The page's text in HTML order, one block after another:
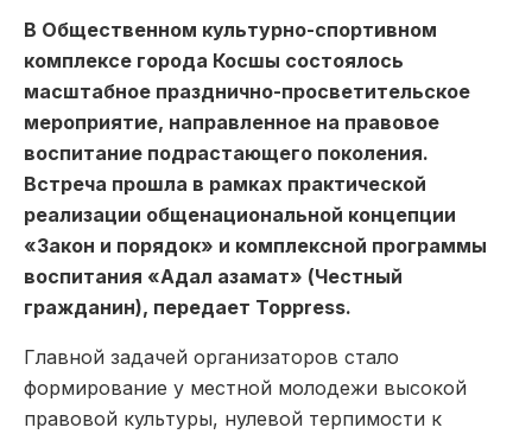
В Общественном культурно-спортивном
комплексе города Косшы состоялось
масштабное празднично-просветительское
мероприятие, направленное на правовое
воспитание подрастающего поколения.
Встреча прошла в рамках практической
реализации общенациональной концепции
«Закон и порядок» и комплексной программы
воспитания «Адал азамат» (Честный
гражданин), передает Toppress.
Главной задачей организаторов стало
формирование у местной молодежи высокой
правовой культуры, нулевой терпимости к